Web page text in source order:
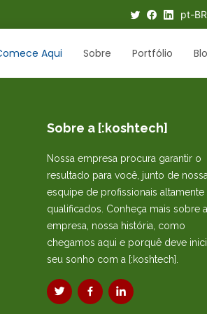
pt-BR
Aqui Sobre Portfólio
Sobre a [:koshtech]
Nossa empresa procura garantir o
resultado para você, junto de nossa
esquipe de profissionais altamente
qualificados. Conheça mais sobre a
empresa, nossa história, como
chegamos aqui e porquê deve
seu sonho com a [:koshtech].